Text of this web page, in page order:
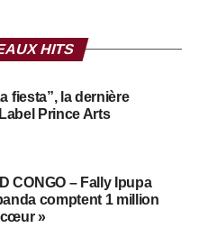
HITS
fiesta”, la dernière
Prince Arts
CONGO – Fally Ipupa
comptent 1 million
»